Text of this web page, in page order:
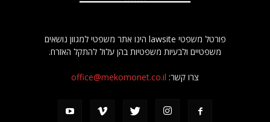
פורטל משפטי lawsite הינו אתר משפטי למגוון נושאים
משפטיים ולבעיות משפטיות בהן עלול להתקל האזרח.
צרו קשר: office@mekomonet.co.il